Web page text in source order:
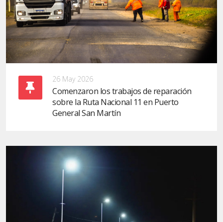
26 May 2026
Comenzaron los trabajos de reparación
sobre la Ruta Nacional 11 en Puerto
General San Martín